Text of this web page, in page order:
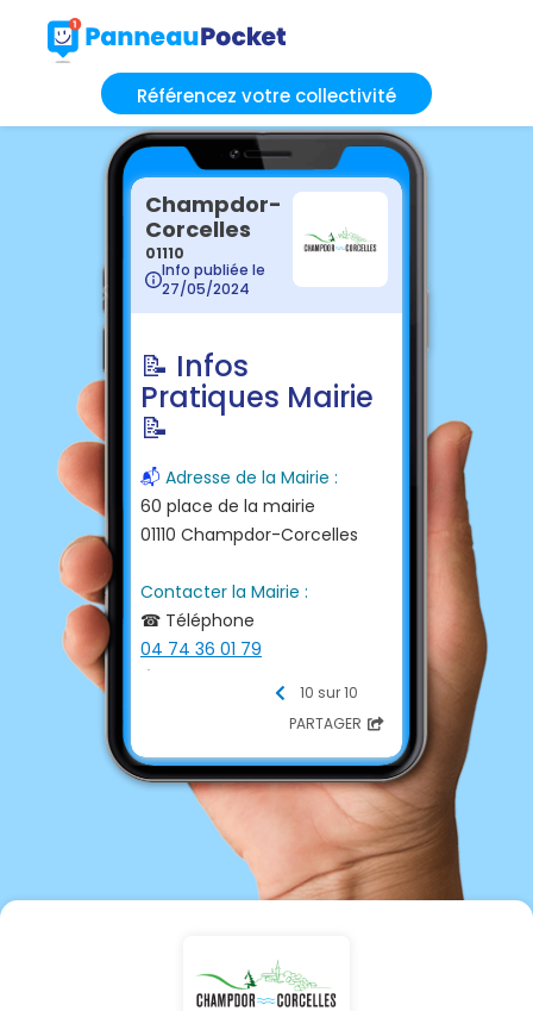
Référencez votre collectivité
Champdor-
Corcelles
01110
Info publiée le
27/05/2024
📝 Infos
Pratiques Mairie
📝
📬 Adresse de la Mairie :
60 place de la mairie
01110 Champdor-Corcelles
Contacter la Mairie :
☎ Téléphone
04 74 36 01 79
📩 E-mail
champdor@orange.fr
https://champdor-
corcelles.jimdofree.com/
10 sur 10
PARTAGER